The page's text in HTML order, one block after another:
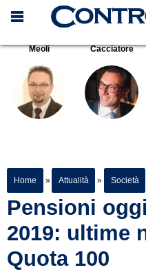
Meoli
Cacciatore
Home » Attualità » Società
Pensioni
2019: ultime
Quota 100